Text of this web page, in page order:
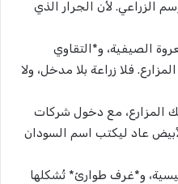
الزراعي. لأن الجرار الذي
الصيفية، و*التقاوي
فلا زراعة بلا مدخل، ولا
بنك المزارع، مع دخول شركات
عاد ليكتب اسم السودان
و*غرف طوارئ* تُشكلها